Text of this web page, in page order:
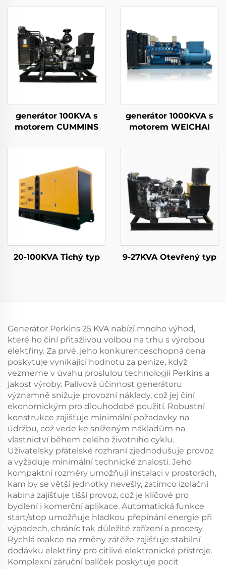
generátor 100KVA s
motorem CUMMINS
generátor 1000KVA s
motorem WEICHAI
20-100KVA Tichý typ 9-27KVA Otevřený typ
Generátor Perkins 25 KVA nabízí mnoho výhod,
které ho činí přitažlivou volbou na trhu s výrobou
elektřiny. Za prvé, jeho konkurenceschopná cena
poskytuje vynikající hodnotu za peníze, když
vezmeme v úvahu proslulou technologii Perkins a
jakost výroby. Palivová účinnost generátoru
významně snižuje provozní náklady, což jej činí
ekonomickým pro dlouhodobé použití. Robustní
konstrukce zajišťuje minimální požadavky na
údržbu, což vede ke sníženým nákladům na
vlastnictví během celého životního cyklu.
Uživatelsky přátelské rozhraní zjednodušuje provoz
a vyžaduje minimální technické znalosti. Jeho
kompaktní rozměry umožňují instalaci v prostorách,
kam by se větší jednotky nevešly, zatímco izolační
kabina zajišťuje tišší provoz, což je klíčové pro
bydlení i komerční aplikace. Automatická funkce
start/stop umožňuje hladkou přepínání energie při
výpadech, chráníc tak důležité zařízení a procesy.
Rychlá reakce na změny zátěže zajišťuje stabilní
dodávku elektřiny pro citlivé elektronické přístroje.
Komplexní záruční balíček poskytuje pocit